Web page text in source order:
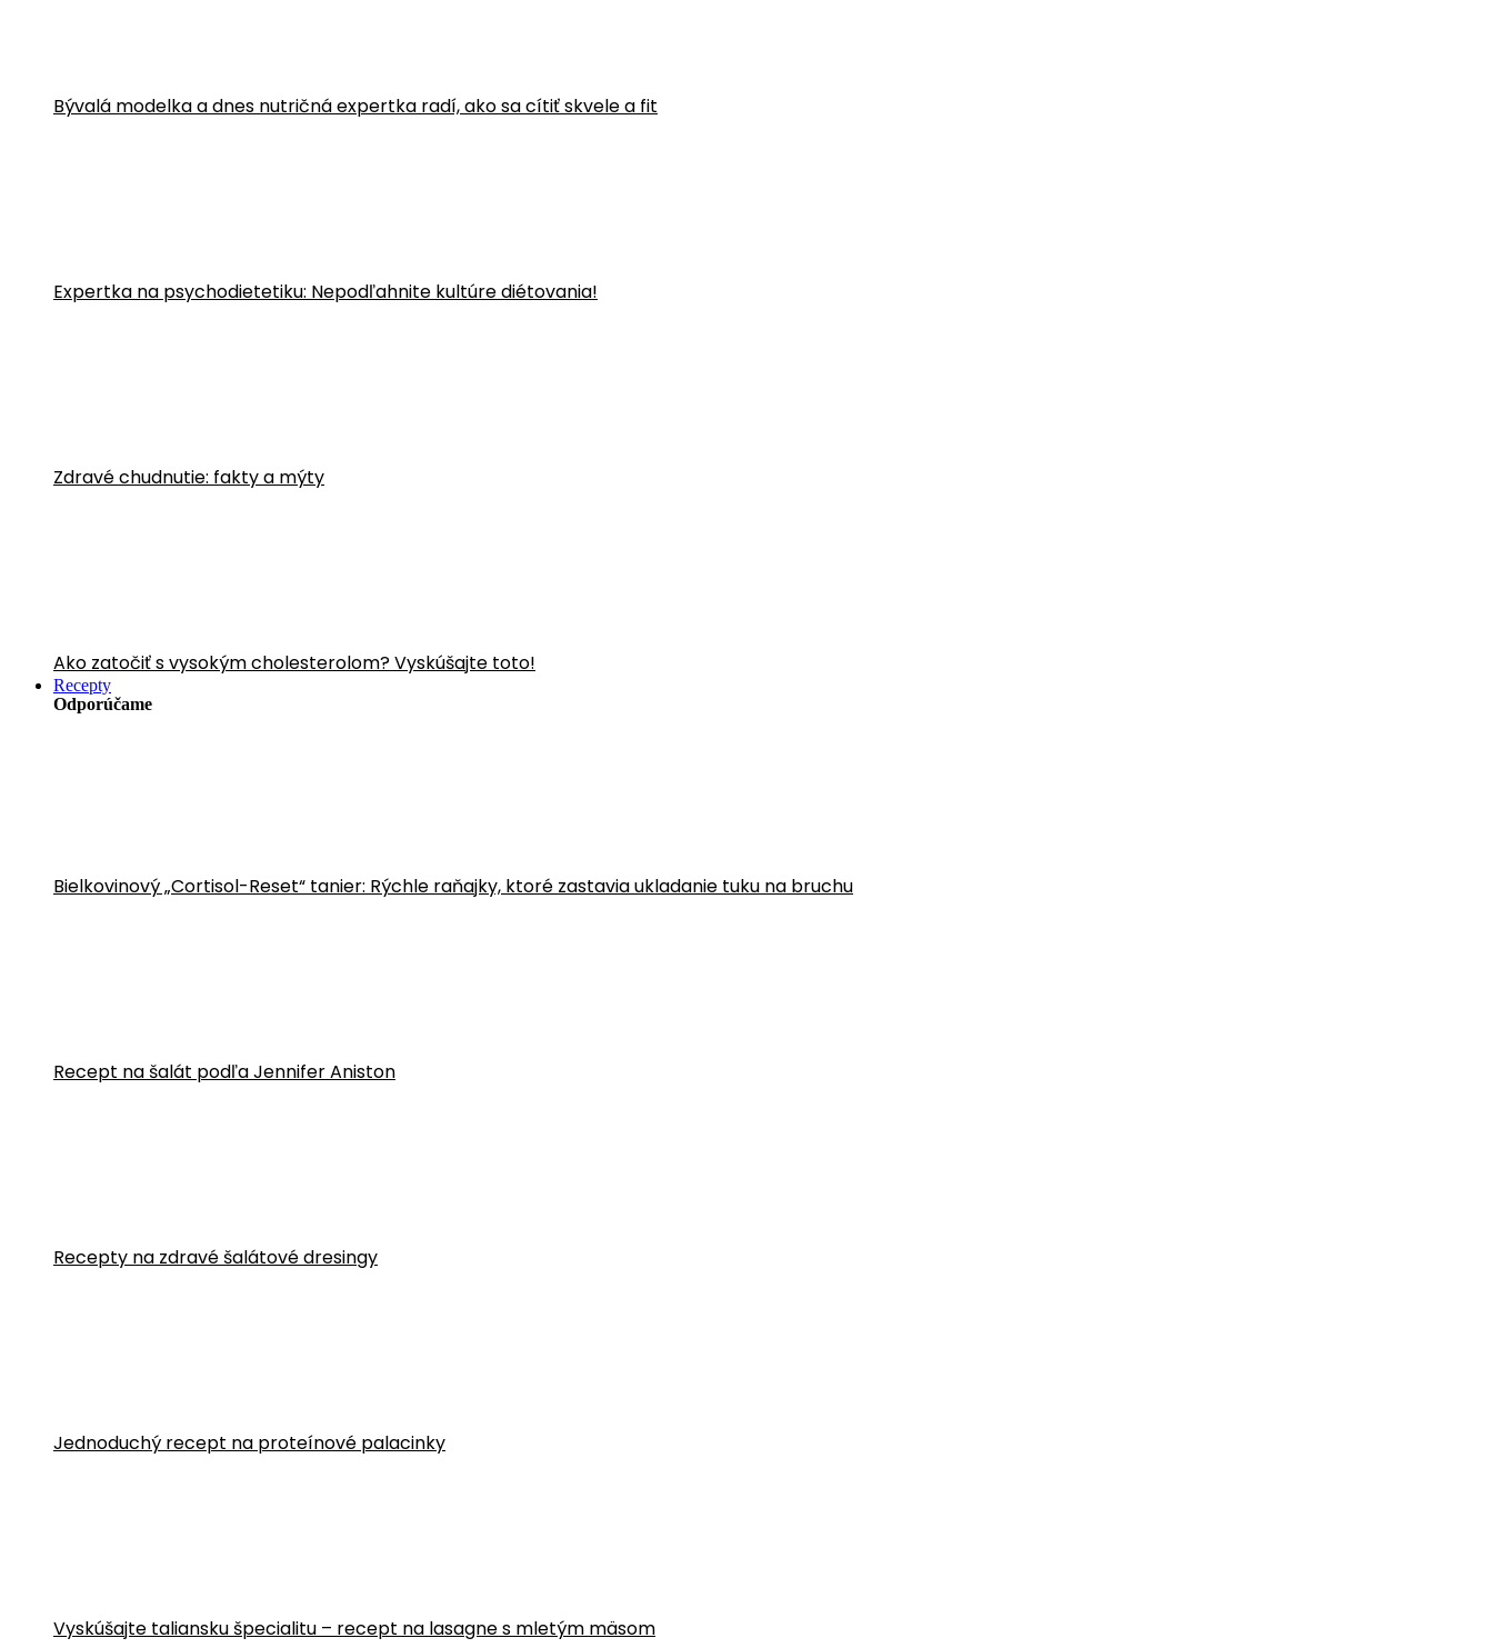
Bývalá modelka a dnes nutričná expertka radí, ako sa cítiť skvele a fit
Expertka na psychodietetiku: Nepodľahnite kultúre diétovania!
Zdravé chudnutie: fakty a mýty
Ako zatočiť s vysokým cholesterolom? Vyskúšajte toto!
Recepty
Odporúčame
Bielkovinový „Cortisol-Reset“ tanier: Rýchle raňajky, ktoré zastavia ukladanie tuku na bruchu
Recept na šalát podľa Jennifer Aniston
Recepty na zdravé šalátové dresingy
Jednoduchý recept na proteínové palacinky
Vyskúšajte taliansku špecialitu – recept na lasagne s mletým mäsom